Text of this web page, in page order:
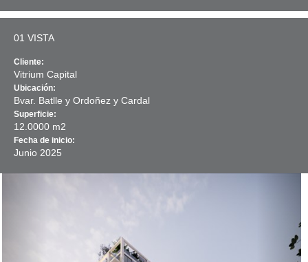
01 VISTA
Cliente:
Vitrium Capital
Ubicación:
Bvar. Batlle y Ordoñez y Cardal
Superficie:
12.0000 m2
Fecha de inicio:
Junio 2025